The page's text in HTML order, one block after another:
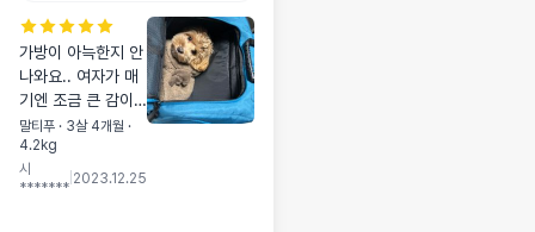
가방이 아늑한지 안
나와요.. 여자가 매
기엔 조금 큰 감이
없지않아 있는데 그
래도 우리 강아지가
편하다면 감수할만
말티푸 · 3살 4개월 ·
4.2kg
시
*******
2023.12.25